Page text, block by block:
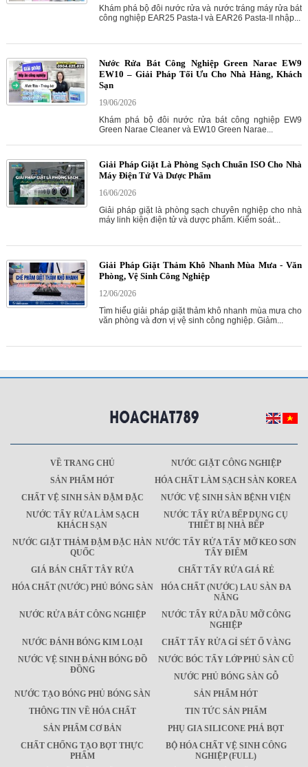
Khám phá bộ đôi nước rửa và nước tráng máy rửa bát
công nghiệp EAR25 Pasta-I và EAR26 Pasta-II nhập...
Nước Rửa Bát Công Nghiệp Green Narae EW9
EW10 – Giải Pháp Tối Ưu Cho Nhà Hàng, Khách
Sạn
19/06/2026
Khám phá bộ đôi nước rửa bát công nghiệp EW9
Green Narae Cleaner và EW10 Green Narae...
Giải Pháp Giặt Là Phòng Sạch Chuẩn ISO Cho Nhà
Máy Điện Tử Và Dược Phẩm
16/06/2026
Giải pháp giặt là phòng sạch chuyên nghiệp cho nhà
máy linh kiện điện tử và dược phẩm. Kiểm soát...
Giải Pháp Giặt Thảm Khô Nhanh Mùa Mưa - Văn
Phòng, Vệ Sinh Công Nghiệp
12/06/2026
Tìm hiểu giải pháp giặt thảm khô nhanh mùa mưa cho
văn phòng và đơn vị vệ sinh công nghiệp. Giảm...
VỀ TRANG CHỦ
NƯỚC GIẶT CÔNG NGHIỆP
SẢN PHẨM HÓT
HÓA CHẤT LÀM SẠCH SÀN KOREA
CHẤT VỆ SINH SÀN ĐẬM ĐẶC
NƯỚC VỆ SINH SÀN BỆNH VIỆN
NƯỚC TẨY RỬA LÀM SẠCH
KHÁCH SẠN
NƯỚC TẨY RỬA BẾP DỤNG CỤ
THIẾT BỊ NHÀ BẾP
NƯỚC GIẶT THẢM ĐẬM ĐẶC HÀN
QUỐC
NƯỚC TẨY RỬA TẨY MỠ KEO SƠN
TẨY ĐIỂM
GIÁ BÁN CHẤT TÂY RỬA
CHẤT TẨY RỬA GIÁ RẺ
HÓA CHẤT (NƯỚC) PHỦ BÓNG SÀN
HÓA CHẤT (NƯỚC) LAU SÀN ĐA
NĂNG
NƯỚC RỬA BÁT CÔNG NGHIỆP
NƯỚC TẨY RỬA DẦU MỠ CÔNG
NGHIỆP
NƯỚC ĐÁNH BÓNG KIM LOẠI
CHẤT TẨY RỬA GỈ SÉT Ố VÀNG
NƯỚC VỆ SINH ĐÁNH BÓNG ĐỒ
ĐỒNG
NƯỚC BÓC TẨY LỚP PHỦ SÀN CŨ
NƯỚC PHỦ BÓNG SÀN GỖ
NƯỚC TẠO BÓNG PHỦ BÓNG SÀN
SẢN PHẨM HÓT
THÔNG TIN VỀ HÓA CHẤT
TIN TỨC SẢN PHẨM
SẢN PHẨM CƠ BẢN
PHỤ GIA SILICONE PHÁ BỌT
CHẤT CHỐNG TẠO BỌT THỰC
PHẨM
BỘ HÓA CHẤT VỆ SINH CÔNG
NGHIỆP (FULL)